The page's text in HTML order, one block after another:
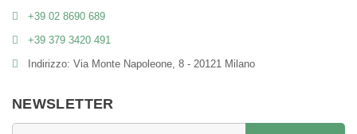
+39 02 8690 689
+39 379 3420 491
Indirizzo: Via Monte Napoleone, 8 - 20121 Milano
NEWSLETTER